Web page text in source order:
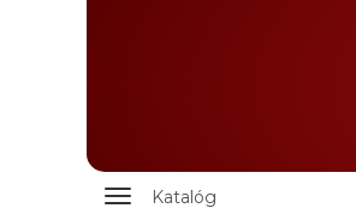
Zobrazit
Katalóg